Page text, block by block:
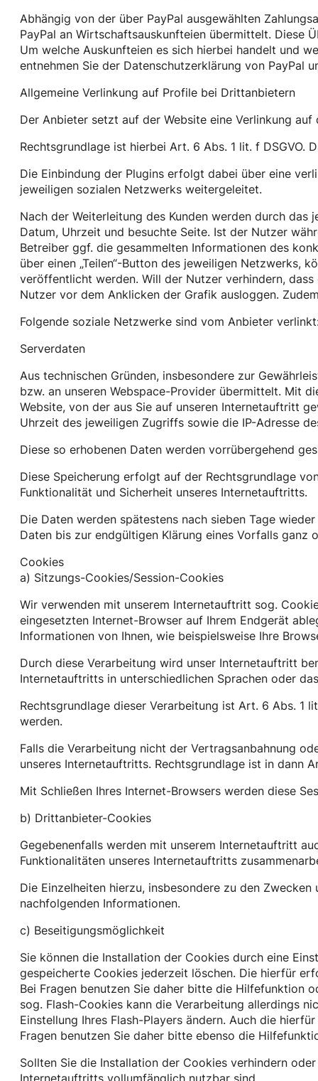
Abhängig von der über PayPal ausgewählten
PayPal an Wirtschaftsauskunfteien übermittelt. Diese
Um welche Auskunfteien es sich hierbei handelt und
entnehmen Sie der Datenschutzerklärung von
Allgemeine Verlinkung auf Profile bei Drittanbietern
Der Anbieter setzt auf der Website eine Verlinkung
Rechtsgrundlage ist hierbei Art. 6 Abs. 1 lit. f DSGVO.
Die Einbindung der Plugins erfolgt dabei über eine
jeweiligen sozialen Netzwerks weitergeleitet.
Nach der Weiterleitung des Kunden werden durch
Datum, Uhrzeit und besuchte Seite. Ist der Nutzer
Betreiber ggf. die gesammelten Informationen des
über einen „Teilen“-Button des jeweiligen Netzwerks,
veröffentlicht werden. Will der Nutzer verhindern,
Nutzer vor dem Anklicken der Grafik ausloggen.
Folgende soziale Netzwerke sind vom Anbieter
Serverdaten
Aus technischen Gründen, insbesondere zur
bzw. an unseren Webspace-Provider übermittelt. Mit
Website, von der aus Sie auf unseren Internetauftritt
Uhrzeit des jeweiligen Zugriffs sowie die IP-Adresse
Diese so erhobenen Daten werden vorrübergehend
Diese Speicherung erfolgt auf der Rechtsgrundlage
Funktionalität und Sicherheit unseres Internetauftritts.
Die Daten werden spätestens nach sieben Tage
Daten bis zur endgültigen Klärung eines Vorfalls ganz
Cookies
a) Sitzungs-Cookies/Session-Cookies
Wir verwenden mit unserem Internetauftritt sog.
eingesetzten Internet-Browser auf Ihrem Endgerät
Informationen von Ihnen, wie beispielsweise Ihre
Durch diese Verarbeitung wird unser Internetauftritt
Internetauftritts in unterschiedlichen Sprachen oder
Rechtsgrundlage dieser Verarbeitung ist Art. 6 Abs. 1
werden.
Falls die Verarbeitung nicht der Vertragsanbahnung
unseres Internetauftritts. Rechtsgrundlage ist in dann
Mit Schließen Ihres Internet-Browsers werden diese
b) Drittanbieter-Cookies
Gegebenenfalls werden mit unserem Internetauftritt
Funktionalitäten unseres Internetauftritts
Die Einzelheiten hierzu, insbesondere zu den
nachfolgenden Informationen.
c) Beseitigungsmöglichkeit
Sie können die Installation der Cookies durch eine
gespeicherte Cookies jederzeit löschen. Die hierfür
Bei Fragen benutzen Sie daher bitte die Hilfefunktion
sog. Flash-Cookies kann die Verarbeitung allerdings
Einstellung Ihres Flash-Players ändern. Auch die
Fragen benutzen Sie daher bitte ebenso die
Sollten Sie die Installation der Cookies verhindern